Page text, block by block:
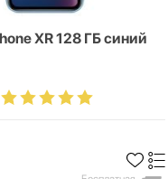
XR 128 ГБ синий